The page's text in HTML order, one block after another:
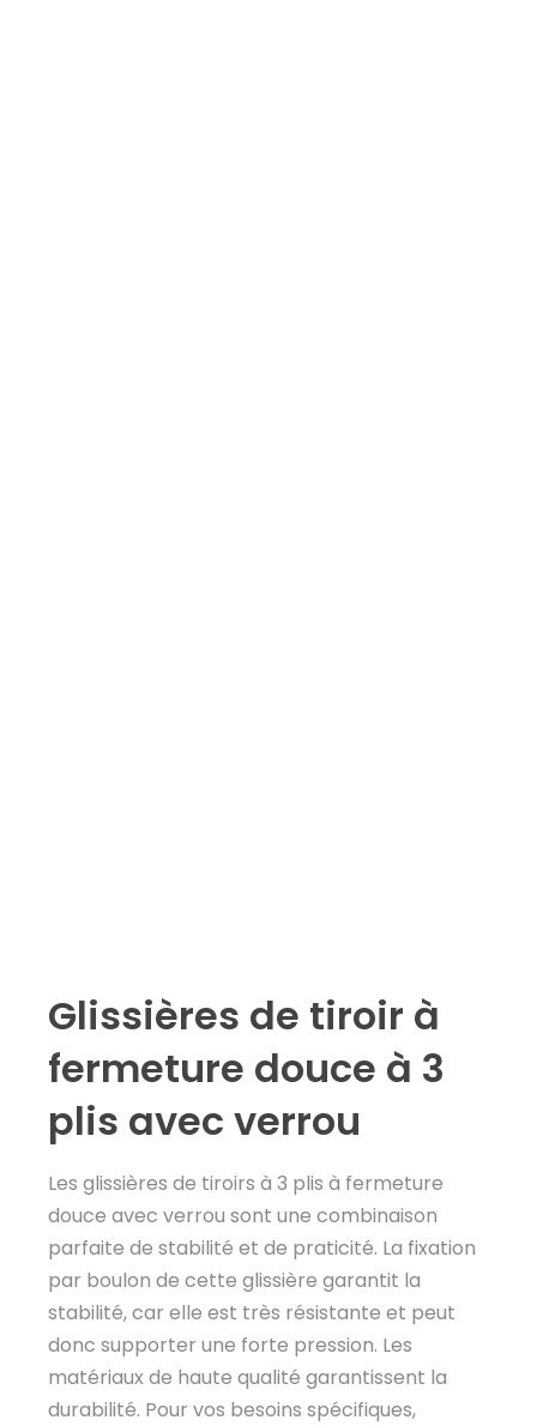
Glissières de tiroir à
fermeture douce à 3
plis avec verrou
Les glissières de tiroirs à 3 plis à fermeture
douce avec verrou sont une combinaison
parfaite de stabilité et de praticité. La fixation
par boulon de cette glissière garantit la
stabilité, car elle est très résistante et peut
donc supporter une forte pression. Les
matériaux de haute qualité garantissent la
durabilité. Pour vos besoins spécifiques,